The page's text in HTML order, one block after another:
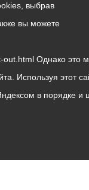
выбрав
вы можете
Однако это
Используя этот
в порядке и